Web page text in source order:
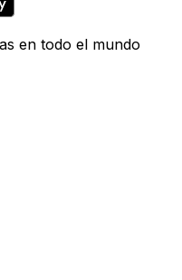
en todo el mundo